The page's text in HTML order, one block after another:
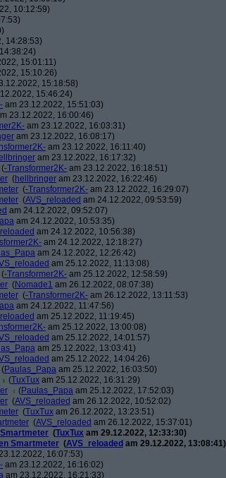
10:12:59)
14:28:53)
15:01:11)
15:10:26)
15:18:58)
15:46:24)
am 23.12.2022, 15:51:03)
23.12.2022, 16:00:46)
am 23.12.2022, 16:03:31)
am 23.12.2022, 16:08:17)
am 23.12.2022, 16:11:40)
am 23.12.2022, 16:17:32)
(-Transformer2K- am 23.12.2022, 16:18:51)
(hellbringer am 23.12.2022, 16:22:46)
(-Transformer2K- am 23.12.2022, 16:29:07)
(AVS_reloaded am 24.12.2022, 09:53:59)
am 24.12.2022, 09:52:07)
am 24.12.2022, 10:53:35)
am 24.12.2022, 10:56:38)
am 24.12.2022, 12:18:27)
am 24.12.2022, 12:26:42)
am 25.12.2022, 11:13:08)
(-Transformer2K- am 25.12.2022, 12:58:59)
(Nomade1 am 26.12.2022, 08:07:38)
(-Transformer2K- am 26.12.2022, 13:11:53)
am 24.12.2022, 11:47:56)
am 25.12.2022, 11:19:45)
am 25.12.2022, 13:00:08)
am 25.12.2022, 14:01:57)
am 25.12.2022, 13:03:41)
am 25.12.2022, 14:04:26)
(Paulas_Papa am 25.12.2022, 16:03:50)
(TuxTux am 25.12.2022, 16:31:29)
(Paulas_Papa am 25.12.2022, 17:52:03)
(AVS_reloaded am 26.12.2022, 10:52:02)
(TuxTux am 26.12.2022, 13:23:51)
(AVS_reloaded am 26.12.2022, 15:37:01)
(TuxTux am 29.12.2022, 12:33:30)
Smartmeter (AVS_reloaded am 29.12.2022, 13:08:41)
16:07:53)
am 23.12.2022, 16:16:02)
am 23.12.2022, 16:21:33)